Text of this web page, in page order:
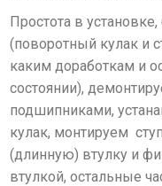
Простота в
(поворотный кулак и
каким доработкам и
состоянии),
подшипниками,
кулак, монтируем
(длинную) втулку и
втулкой, остальные